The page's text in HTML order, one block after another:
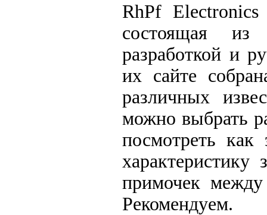
RhPf
состоящая из
разработкой и
их сайте
различных
можно выбрать
посмотреть как
примочек между
Рекомендуем.